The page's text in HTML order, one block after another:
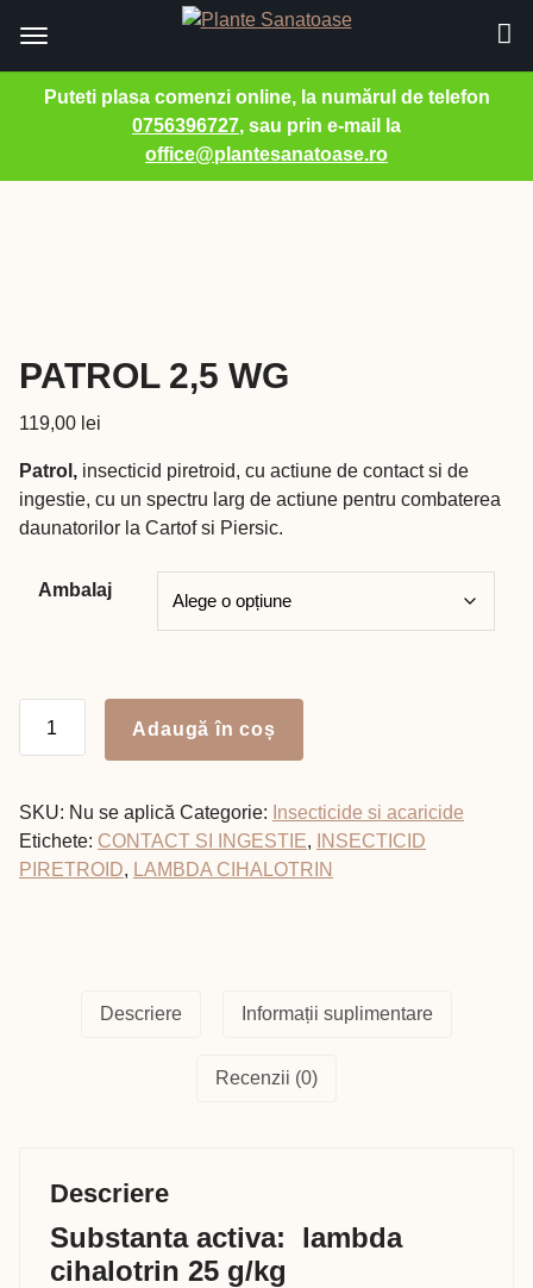
Puteti plasa comenzi online, la numărul de telefon
0756396727, sau prin e-mail la
office@plantesanatoase.ro
PATROL 2,5 WG
119,00 lei
Patrol, insecticid piretroid, cu actiune de contact si de
ingestie, cu un spectru larg de actiune pentru combaterea
daunatorilor la Cartof si Piersic.
Ambalaj
PATROL
Adaugă în coș
SKU: Nu se aplică Categorie: Insecticide si acaricide
Etichete: CONTACT SI INGESTIE,
INSECTICID
PIRETROID, LAMBDA CIHALOTRIN
Descriere Informații suplimentare
Recenzii (0)
Descriere
Substanta activa: lambda
cihalotrin 25 g/kg